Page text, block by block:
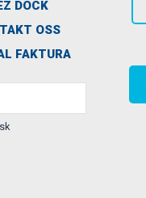
DOCK
OSS
FAKTURA